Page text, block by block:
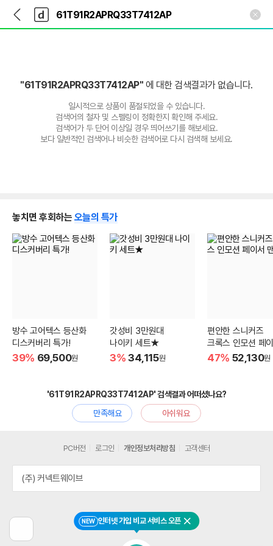
다
나
와
가
다
와
"61T91R2APRQ33T7412AP" 에 대한 검색결과가 없습니다.
일시적으로 상품이 품절되었을 수 있습니다.
검색어의 철자 및 스펠링이 정확한지 확인해 주세요.
검색어가 두 단어 이상일 경우 띄어쓰기를 해보세요.
보다 일반적인 검색어나 비슷한 검색어로 다시 검색해 보세요.
놓치면 후회하는 오늘의 특가
방수 고어텍스 등산화
디스커버리 특가!
39% 69,500원
갓성비 3만원대
나이키 세트★
3% 34,115원
편안한 스니커즈
크록스 인모션 페
47% 52,130원
'61T91R2APRQ33T7412AP' 검색결과 어떠셨나요?
만족해요
아쉬워요
전
NEW 인터넷 가입 비교 서비스 오픈 닫기
PC버전 로그인 개인정보처리방침 고객센터
(주) 커넥트웨이브